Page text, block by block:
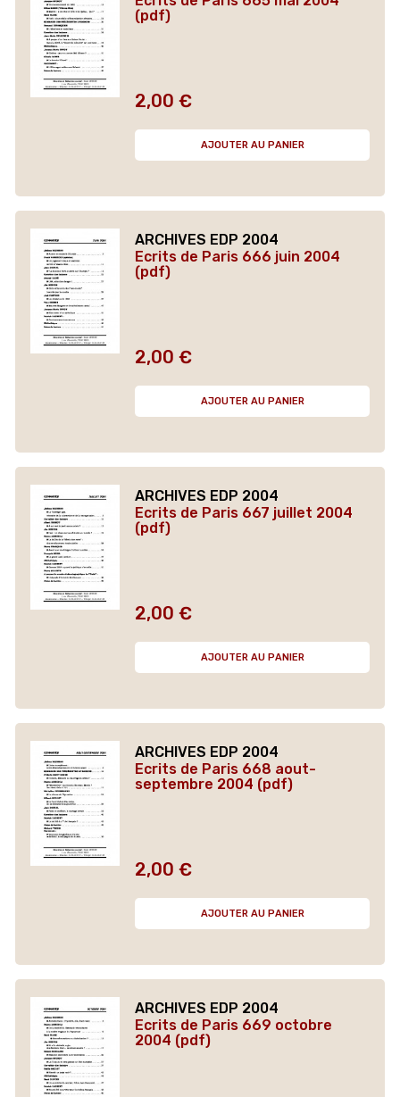
(pdf)
Prix
2,00 €
AJOUTER AU PANIER
ARCHIVES EDP 2004
Ecrits de Paris 666 juin 2004
(pdf)
Prix
2,00 €
AJOUTER AU PANIER
ARCHIVES EDP 2004
Ecrits de Paris 667 juillet 2004
(pdf)
Prix
2,00 €
AJOUTER AU PANIER
ARCHIVES EDP 2004
Ecrits de Paris 668 aout-
septembre 2004 (pdf)
Prix
2,00 €
AJOUTER AU PANIER
ARCHIVES EDP 2004
Ecrits de Paris 669 octobre
2004 (pdf)